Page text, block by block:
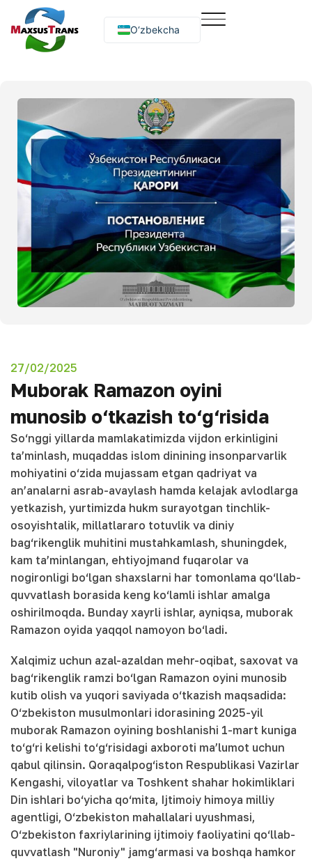
O‘zbekcha
Русский
27/02/2025
Muborak Ramazon oyini
munosib o‘tkazish to‘g‘risida
So‘nggi yillarda mamlakatimizda vijdon erkinligini
ta’minlash, muqaddas islom dinining insonparvarlik
mohiyatini o‘zida mujassam etgan qadriyat va
an’analarni asrab-avaylash hamda kelajak avlodlarga
yetkazish, yurtimizda hukm surayotgan tinchlik-
osoyishtalik, millatlararo totuvlik va diniy
bag‘rikenglik muhitini mustahkamlash, shuningdek,
kam ta’minlangan, ehtiyojmand fuqarolar va
nogironligi bo‘lgan shaxslarni har tomonlama qo‘llab-
quvvatlash borasida keng ko‘lamli ishlar amalga
oshirilmoqda. Bunday xayrli ishlar, ayniqsa, muborak
Ramazon oyida yaqqol namoyon bo‘ladi.
Xalqimiz uchun azal-azaldan mehr-oqibat, saxovat va
bag‘rikenglik ramzi bo‘lgan Ramazon oyini munosib
kutib olish va yuqori saviyada o‘tkazish maqsadida:
O‘zbekiston musulmonlari idorasining 2025-yil
muborak Ramazon oyining boshlanishi 1-mart kuniga
to‘g‘ri kelishi to‘g‘risidagi axboroti ma’lumot uchun
qabul qilinsin. Qoraqalpog‘iston Respublikasi Vazirlar
Kengashi, viloyatlar va Toshkent shahar hokimliklari
Din ishlari bo‘yicha qo‘mita, Ijtimoiy himoya milliy
agentligi, O‘zbekiston mahallalari uyushmasi,
O‘zbekiston faxriylarining ijtimoiy faoliyatini qo‘llab-
quvvatlash "Nuroniy" jamg‘armasi va boshqa hamkor